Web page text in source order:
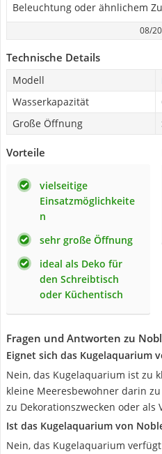
Beleuchtung oder ähnlichem
08/
Technische Details
Modell
Wasserkapazität
Große Öffnung
Vorteile
vielseitige
Einsatzmöglichkeite
n
sehr große Öffnung
ideal als Deko für
den Schreibtisch
oder Küchentisch
Fragen und Antworten zu
Eignet sich das Kugelaquarium
Nein, das Kugelaquarium ist zu
kleine Meeresbewohner darin
zu Dekorationszwecken oder als
Ist das Kugelaquarium von
Nein, das Kugelaquarium